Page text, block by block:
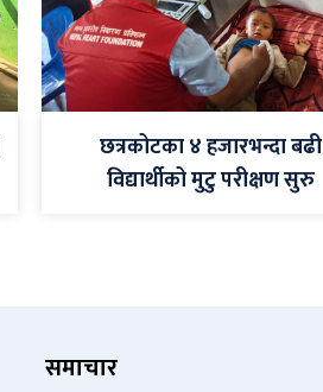
छत्रकोटका ४ हजारभन्दा बढी
विद्यार्थीको मुटु परीक्षण सुरु
समाचार